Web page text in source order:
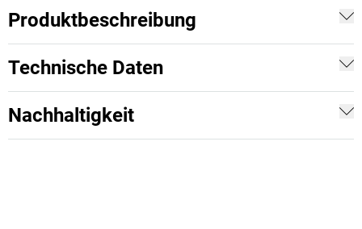
Produktbeschreibung
Technische Daten
Nachhaltigkeit